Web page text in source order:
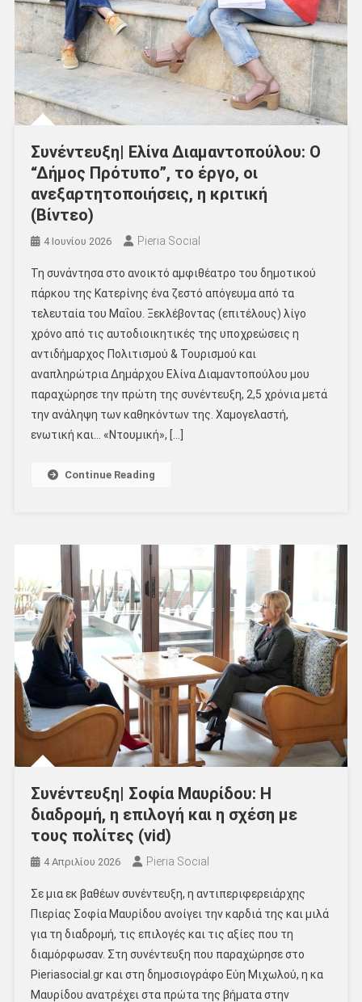
Συνέντευξη| Ελίνα Διαμαντοπούλου: Ο
“Δήμος Πρότυπο”, το έργο, οι
ανεξαρτητοποιήσεις, η κριτική
(Βίντεο)
4 Ιουνίου 2026 Pieria Social
Τη συνάντησα στο ανοικτό αμφιθέατρο του δημοτικού
πάρκου της Κατερίνης ένα ζεστό απόγευμα από τα
τελευταία του Μαΐου. Ξεκλέβοντας (επιτέλους) λίγο
χρόνο από τις αυτοδιοικητικές της υποχρεώσεις η
αντιδήμαρχος Πολιτισμού & Τουρισμού και
αναπληρώτρια Δημάρχου Ελίνα Διαμαντοπούλου μου
παραχώρησε την πρώτη της συνέντευξη, 2,5 χρόνια μετά
την ανάληψη των καθηκόντων της. Χαμογελαστή,
ενωτική και… «Ντουμική», […]
Continue Reading
Συνέντευξη| Σοφία Μαυρίδου: Η
διαδρομή, η επιλογή και η σχέση με
τους πολίτες (vid)
4 Απριλίου 2026 Pieria Social
Σε μια εκ βαθέων συνέντευξη, η αντιπεριφερειάρχης
Πιερίας Σοφία Μαυρίδου ανοίγει την καρδιά της και μιλά
για τη διαδρομή, τις επιλογές και τις αξίες που τη
διαμόρφωσαν. Στη συνέντευξη που παραχώρησε στο
Pieriasocial.gr και στη δημοσιογράφο Εύη Μιχωλού, η κα
Μαυρίδου ανατρέχει στα πρώτα της βήματα στην